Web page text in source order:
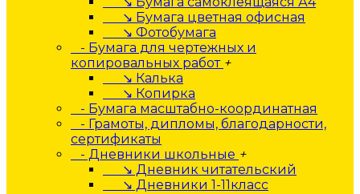
↘ Бумага цветная офисная
↘ Фотобумага
- Бумага для чертежных и
копировальных работ +
↘ Калька
↘ Копирка
- Бумага масштабно-координатная
- Грамоты, дипломы, благодарности,
сертификаты
- Дневники школьные +
↘ Дневник читательский
↘ Дневники 1-11класс